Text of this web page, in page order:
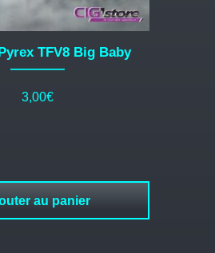
TFV8 Big Baby
3,00€
au panier